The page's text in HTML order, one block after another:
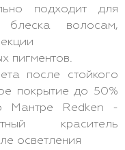
подходит для
блеска волосам,
пигментов.
после стойкого
покрытие до 50%
Мантре Redken -
краситель
осветления